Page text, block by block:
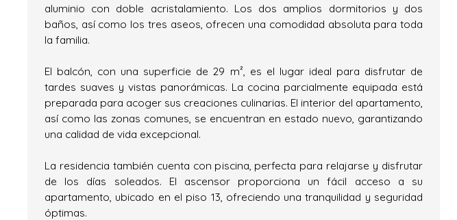
aluminio con doble acristalamiento. Los dos amplios dormitorios y dos
baños, así como los tres aseos, ofrecen una comodidad absoluta para toda
la familia.
El balcón, con una superficie de 29 m², es el lugar ideal para disfrutar de
tardes suaves y vistas panorámicas. La cocina parcialmente equipada está
preparada para acoger sus creaciones culinarias. El interior del apartamento,
así como las zonas comunes, se encuentran en estado nuevo, garantizando
una calidad de vida excepcional.
La residencia también cuenta con piscina, perfecta para relajarse y disfrutar
de los días soleados. El ascensor proporciona un fácil acceso a su
apartamento, ubicado en el piso 13, ofreciendo una tranquilidad y seguridad
óptimas.